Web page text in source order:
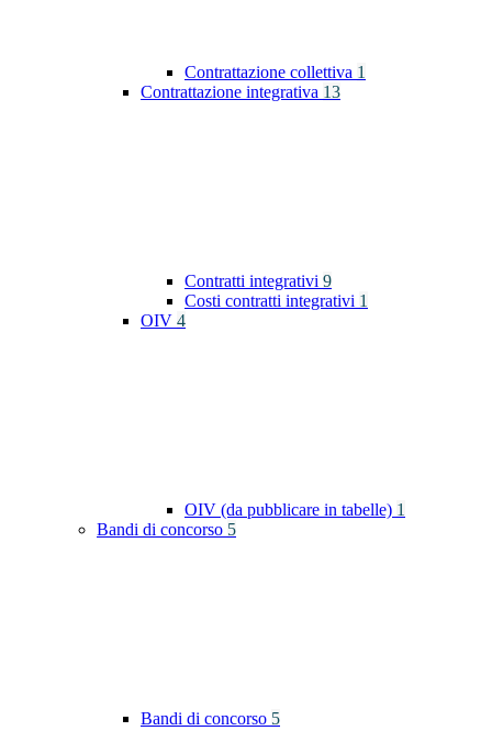
Contrattazione collettiva 1
Contrattazione integrativa 13
Contratti integrativi 9
Costi contratti integrativi 1
OIV 4
OIV (da pubblicare in tabelle) 1
Bandi di concorso 5
Bandi di concorso 5